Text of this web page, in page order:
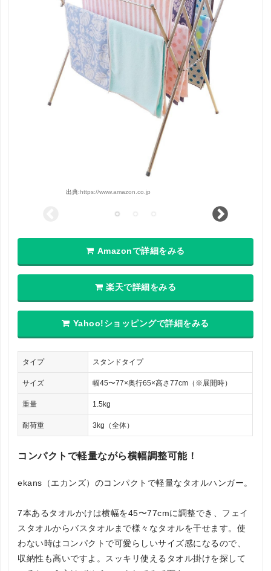
出典:https://www.amazon.co.jp
Amazonで詳細をみる
楽天で詳細をみる
Yahoo!ショッピングで詳細をみる
タイプ スタンドタイプ
サイズ 幅45〜77×奥行65×高さ77cm（※展開時）
重量 1.5kg
耐荷重 3kg（全体）
コンパクトで軽量ながら横幅調整可能！
ekans（エカンズ）のコンパクトで軽量なタオルハンガー。
7本あるタオルかけは横幅を45〜77cmに調整でき、フェイ
スタオルからバスタオルまで様々なタオルを干せます。使
わない時はコンパクトで可愛らしいサイズ感になるので、
収納性も高いですよ。スッキリ使えるタオル掛けを探して